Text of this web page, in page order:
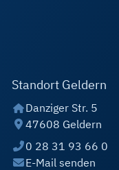
Standort Geldern
Danziger Str. 5
47608 Geldern
0 28 31 93 66 0
E-Mail senden